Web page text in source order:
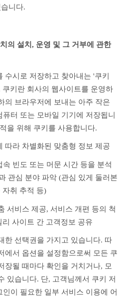
니다.
의 설치, 운영 및 그 거부에 관한
시로 저장하고 찾아내는 '쿠키
키란 회사의 웹사이트를 운영하
의 브라우저에 보내는 아주 작은
터 또는 모바일 기기에 저장됩니
을 위해 쿠키를 사용합니다.
따라 차별화된 맞춤형 정보 제공
속 빈도 또는 머문 시간 등을 분석
관심 분야 파악 (관심 있게 둘러본
자취 추적 등)
서비스 제공, 서비스 개편 등의 척
리 사이트 간 고객정보 공유
선택권을 가지고 있습니다. 따
에서 옵션을 설정함으로써 모든 쿠
장될 때마다 확인을 거치거나, 모
있습니다. 단, 고객님께서 쿠키 저
이 필요한 일부 서비스 이용에 어